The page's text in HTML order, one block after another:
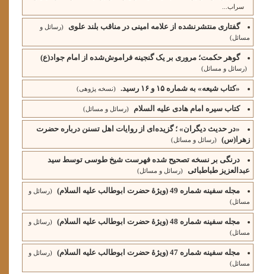
سراب...
گفتاری منتشرنشده از علامه امینی در مناقب بلند علوی
(رسائل و
مسائل)
گوهر حکمت؛ مروری بر یک گنجینه فراموش‌شده از امام جواد(ع)
(رسائل و مسائل)
«کتاب شیعه» به شماره ۱۵ و ۱۶ رسید. (نسخه پژوهی)
کتاب سیره امام هادی علیه السلام (رسائل و مسائل)
«در حدیث دیگران» ؛ گزیده‌ای از روایات اهل تسنن درباره حضرت
زهرا(س)
(رسائل و مسائل)
درنگی بر نسخه تصحیح شده فهرست شیخ طوسی توسط سید
عبدالعزیز طباطبائی
(رسائل و مسائل)
مجله سفینه شماره 49 (ویژۀ حضرت ابوطالب علیه السلام)
(رسائل و
مسائل)
مجله سفینه شماره 48 (ویژۀ حضرت ابوطالب علیه السلام)
(رسائل و
مسائل)
مجله سفینه شماره 47 (ویژۀ حضرت ابوطالب علیه السلام)
(رسائل و
مسائل)